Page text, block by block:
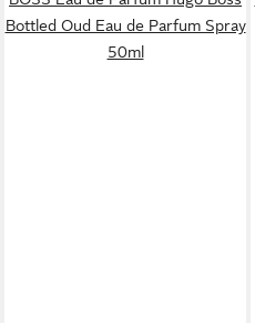
Bottled Oud Eau de Parfum Spray
50ml